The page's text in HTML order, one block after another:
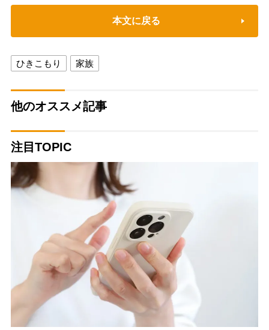
本文に戻る
ひきこもり 家族
他のオススメ記事
注目TOPIC